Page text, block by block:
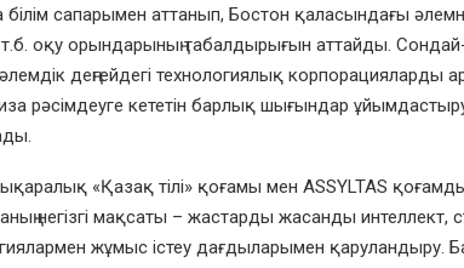
сапарымен аттанып, Бостон қаласындағы
оқу орындарының табалдырығын аттайды.
деңгейдегі технологиялық корпорацияларды
рәсімдеуге кететін барлық шығындар
«Қазақ тілі» қоғамы мен ASSYLTAS
негізгі мақсаты – жастарды жасанды интеллект,
жұмыс істеу дағдыларымен қаруландыру.